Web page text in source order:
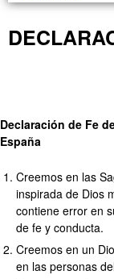
Declaración de Fe
España
Creemos en las
inspirada de Dios
contiene error en
de fe y conducta.
Creemos en un
en las personas